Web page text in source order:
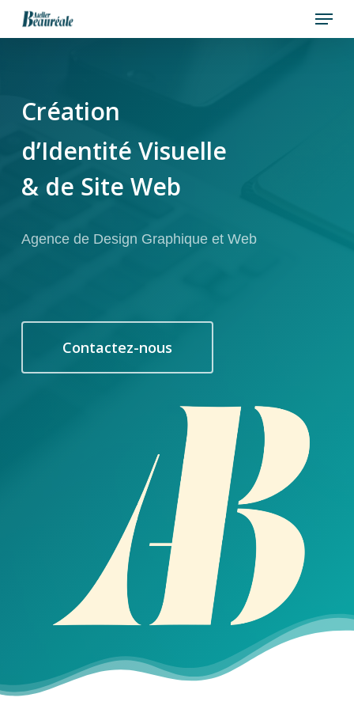
Skip
to
Menu
Création
d’Identité Visuelle
& de Site Web
Agence de Design Graphique et Web
Contactez-nous